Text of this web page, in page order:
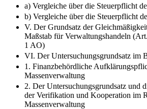
a) Vergleiche über die Steuerpflicht
b) Vergleiche über die Steuerpflicht
V. Der Grundsatz der
Maßstab für Verwaltungshandeln
1 AO)
VI. Der Untersuchungsgrundsatz im
1. Finanzbehördliche
Massenverwaltung
2. Der Untersuchungsgrundsatz und
der Verifikation und Kooperation im
Massenverwaltung